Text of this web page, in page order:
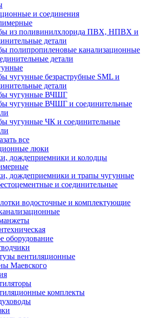
и соединения
из поливинилхлорида ПВХ, НПВХ и
детали
полипропиленовые канализационные
детали
чугунные безраструбные SML и
детали
чугунные ВЧШГ
чугунные ВЧШГ и соединительные
чугунные ЧК и соединительные
все
люки
дождеприемники и колодцы
дождеприемники и трапы чугунные
и соединительные
водосточные и комплектующие
оборудование
вентиляционные
Маевского
комплекты